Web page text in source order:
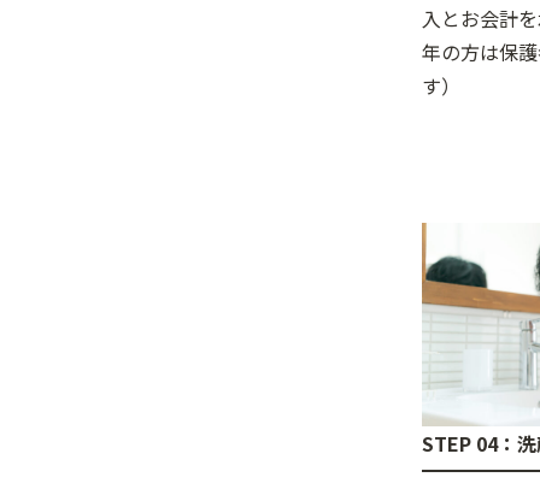
入とお会計
年の方は保
す）
STEP 04：